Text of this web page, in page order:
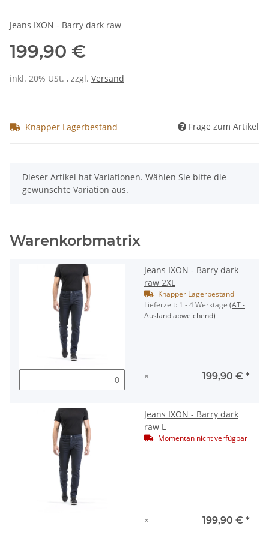
Jeans IXON - Barry dark raw
199,90 €
inkl. 20% USt. , zzgl. Versand
Knapper Lagerbestand Frage zum Artikel
x
Dieser Artikel hat Variationen. Wählen Sie bitte die
gewünschte Variation aus.
Warenkorbmatrix
Jeans IXON - Barry dark
raw 2XL
Knapper Lagerbestand
Lieferzeit: 1 - 4 Werktage (AT -
Ausland abweichend)
× 199,90 € *
Jeans IXON - Barry dark
raw L
Momentan nicht verfügbar
× 199,90 € *